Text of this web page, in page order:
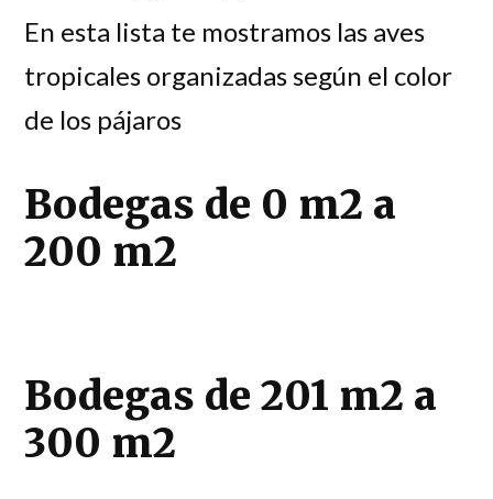
En esta lista te mostramos las aves
tropicales organizadas según el color
de los pájaros
Bodegas de 0 m2 a
200 m2
Bodegas de 201 m2 a
300 m2